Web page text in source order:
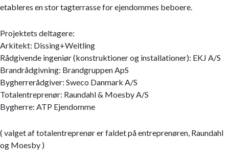
etableres en stor tagterrasse for ejendommes beboere.
Projektets deltagere:
Arkitekt: Dissing+Weitling
Rådgivende ingeniør (konstruktioner og installationer): EKJ A/S
Brandrådgivning: Brandgruppen ApS
Bygherrerådgiver: Sweco Danmark A/S
Totalentreprenør: Raundahl & Moesby A/S
Bygherre: ATP Ejendomme
( valget af totalentreprenør er faldet på entreprenøren, Raundahl
og Moesby )